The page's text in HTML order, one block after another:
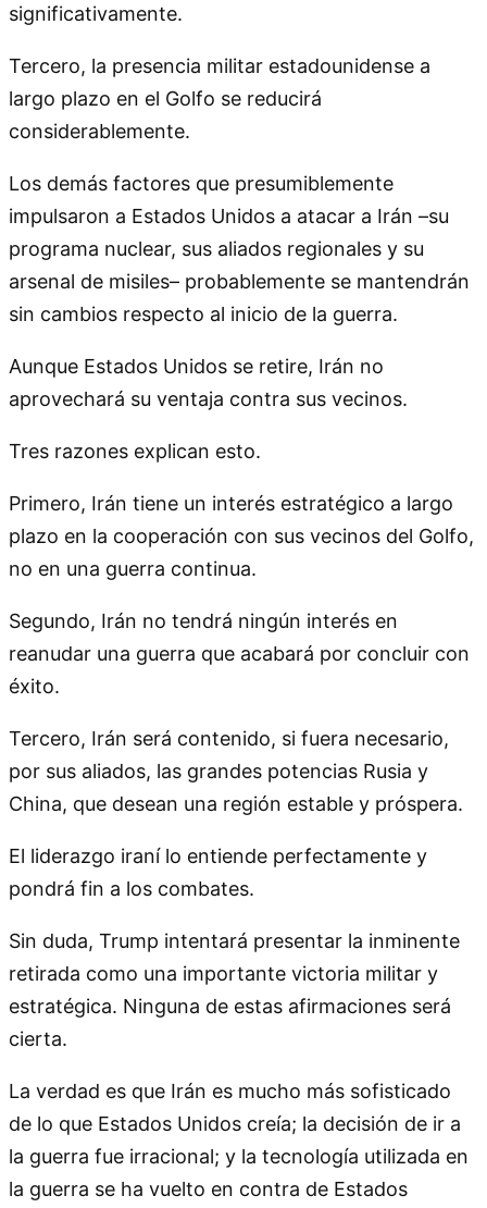
significativamente.
Tercero, la presencia militar estadounidense a
largo plazo en el Golfo se reducirá
considerablemente.
Los demás factores que presumiblemente
impulsaron a Estados Unidos a atacar a Irán –su
programa nuclear, sus aliados regionales y su
arsenal de misiles– probablemente se mantendrán
sin cambios respecto al inicio de la guerra.
Aunque Estados Unidos se retire, Irán no
aprovechará su ventaja contra sus vecinos.
Tres razones explican esto.
Primero, Irán tiene un interés estratégico a largo
plazo en la cooperación con sus vecinos del Golfo,
no en una guerra continua.
Segundo, Irán no tendrá ningún interés en
reanudar una guerra que acabará por concluir con
éxito.
Tercero, Irán será contenido, si fuera necesario,
por sus aliados, las grandes potencias Rusia y
China, que desean una región estable y próspera.
El liderazgo iraní lo entiende perfectamente y
pondrá fin a los combates.
Sin duda, Trump intentará presentar la inminente
retirada como una importante victoria militar y
estratégica. Ninguna de estas afirmaciones será
cierta.
La verdad es que Irán es mucho más sofisticado
de lo que Estados Unidos creía; la decisión de ir a
la guerra fue irracional; y la tecnología utilizada en
la guerra se ha vuelto en contra de Estados